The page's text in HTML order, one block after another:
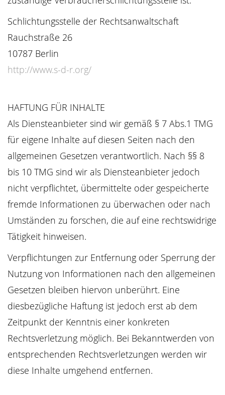
Schlichtungsstelle der Rechtsanwaltschaft
Rauchstraße 26
10787 Berlin
http://www.s-d-r.org/
HAFTUNG FÜR INHALTE
Als Diensteanbieter sind wir gemäß § 7 Abs.1 TMG
für eigene Inhalte auf diesen Seiten nach den
allgemeinen Gesetzen verantwortlich. Nach §§ 8
bis 10 TMG sind wir als Diensteanbieter jedoch
nicht verpflichtet, übermittelte oder gespeicherte
fremde Informationen zu überwachen oder nach
Umständen zu forschen, die auf eine rechtswidrige
Tätigkeit hinweisen.
Verpflichtungen zur Entfernung oder Sperrung der
Nutzung von Informationen nach den allgemeinen
Gesetzen bleiben hiervon unberührt. Eine
diesbezügliche Haftung ist jedoch erst ab dem
Zeitpunkt der Kenntnis einer konkreten
Rechtsverletzung möglich. Bei Bekanntwerden von
entsprechenden Rechtsverletzungen werden wir
diese Inhalte umgehend entfernen.